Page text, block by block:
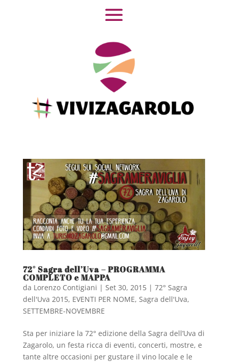
72° Sagra dell’Uva – PROGRAMMA
COMPLETO e MAPPA
da Lorenzo Contigiani | Set 30, 2015| 72° Sagra
dell'Uva 2015, EVENTI PER NOME, Sagra dell'Uva,
SETTEMBRE-NOVEMBRE
Sta per iniziare la 72° edizione della Sagra dell’Uva di
Zagarolo, un festa ricca di eventi, concerti, mostre, e
tante altre occasioni per gustare il vino locale e le